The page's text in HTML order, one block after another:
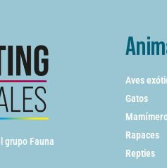
grupo Fauna
Aves
Gatos
Rapaces
Repties